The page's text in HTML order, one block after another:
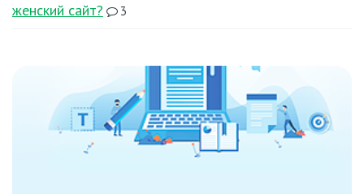
женский сайт?
3